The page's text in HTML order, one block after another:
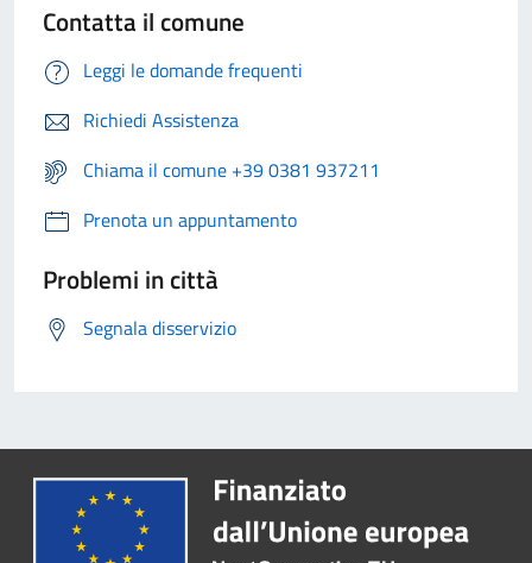
Contatta il comune
Leggi le domande frequenti
Richiedi Assistenza
Chiama il comune +39 0381 937211
Prenota un appuntamento
Problemi in città
Segnala disservizio